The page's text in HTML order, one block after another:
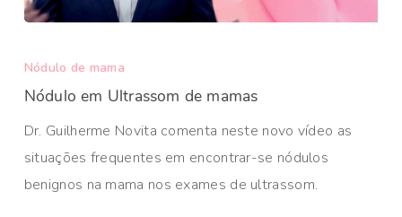
Nódulo de mama
Nódulo em Ultrassom de mamas
Dr. Guilherme Novita comenta neste novo vídeo as
situações frequentes em encontrar-se nódulos
benignos na mama nos exames de ultrassom.